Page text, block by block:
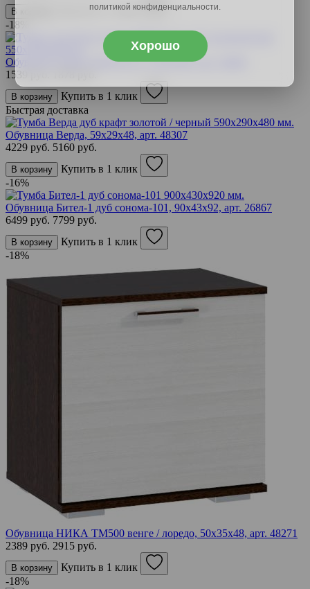
В корзину
Купить в 1 клик
-18%
Обувница Симпл НМ-013.21, 55х35х44,арт. 39880
1539 руб.
В корзину
Купить в 1 клик
Быстрая доставка
Обувница Верда, 59х29х48, арт. 48307
4229 руб. 5160 руб.
В корзину
Купить в 1 клик
-16%
Обувница Бител-1 дуб сонома-101, 90х43х92, арт. 26867
6499 руб. 7799 руб.
В корзину
Купить в 1 клик
-18%
Обувница НИКА ТМ500 венге / лоредо, 50х35х48, арт. 48271
2389 руб. 2915 руб.
В корзину
Купить в 1 клик
-18%
политикой конфиденциальности.
Хорошо